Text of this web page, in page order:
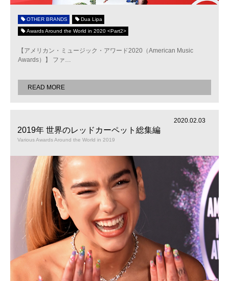
OTHER BRANDS Dua Lipa
Awards Around the World in 2020 <Part2>
【アメリカン・ミュージック・アワード2020（American Music
Awards）】 ファ…
READ MORE
2019年 世界のレッドカーペット総集編
Various Awards Around the World in 2019
2020.02.03